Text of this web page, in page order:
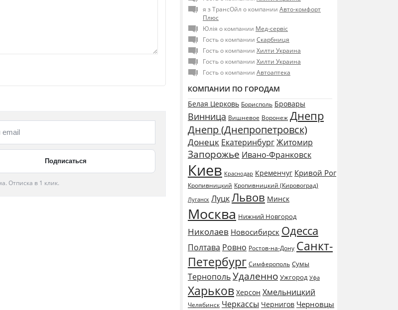
Отписка в 1 клик.
я з ТрансОйл о компании Авто-комфорт
Плюс
Юлія о компании Мед-сервіс
Гость о компании Скарбниця
Гость о компании Хилти Украина
Гость о компании Хилти Украина
Гость о компании Автоаптека
КОМПАНИИ ПО ГОРОДАМ
Белая Церковь Борисполь Бровары
Винница Вишневое Воронеж Днепр
Днепр (Днепропетровск)
Донецк ЕкатеринбургЖитомир
Запорожье Ивано-Франковск
Киев Краснодар Кременчуг Кривой Рог
Кропивницкий Кропивницкий (Кировоград)
Луганск ЛуцкЛьвов Минск
Москва Нижний Новгород
Николаев Новосибирск Одесса
Полтава Ровно Ростов-на-Дону Санкт-
Петербург Симферополь Сумы
ТернопольУдаленно Ужгород Уфа
Харьков Херсон Хмельницкий
Челябинск Черкассы Чернигов Черновцы